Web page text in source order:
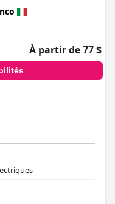
À partir de 77 $